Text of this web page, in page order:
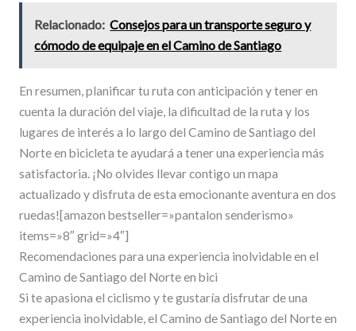
Relacionado: Consejos para un transporte seguro y
cómodo de equipaje en el Camino de Santiago
En resumen, planificar tu ruta con anticipación y tener en
cuenta la duración del viaje, la dificultad de la ruta y los
lugares de interés a lo largo del Camino de Santiago del
Norte en bicicleta te ayudará a tener una experiencia más
satisfactoria. ¡No olvides llevar contigo un mapa
actualizado y disfruta de esta emocionante aventura en dos
ruedas![amazon bestseller=»pantalon senderismo»
items=»8″ grid=»4″]
Recomendaciones para una experiencia inolvidable en el
Camino de Santiago del Norte en bici
Si te apasiona el ciclismo y te gustaría disfrutar de una
experiencia inolvidable, el Camino de Santiago del Norte en